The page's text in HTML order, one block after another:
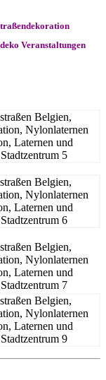
Veranstaltungen